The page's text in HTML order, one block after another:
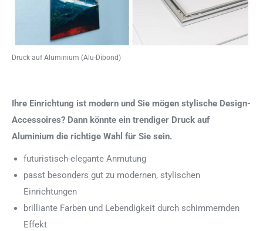
Druck auf Aluminium (Alu-Dibond)
Ihre Einrichtung ist modern und Sie mögen stylische Design-
Accessoires? Dann könnte ein trendiger Druck auf
Aluminium die richtige Wahl für Sie sein.
futuristisch-elegante Anmutung
passt besonders gut zu modernen, stylischen
Einrichtungen
brilliante Farben und Lebendigkeit durch schimmernden
Effekt